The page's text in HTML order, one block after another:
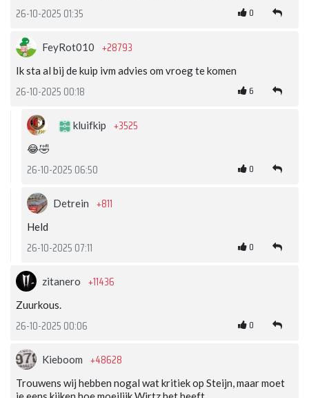
26-10-2025 01:35 0
FeyRot010 +28793
Ik sta al bij de kuip ivm advies om vroeg te komen
26-10-2025 00:18 6
kluifkip +3525
😂🤣
26-10-2025 06:50 0
Detrein +811
Held
26-10-2025 07:11 0
zitanero +11436
Zuurkous.
26-10-2025 00:06 0
Kieboom +48628
Trouwens wij hebben nogal wat kritiek op Steijn, maar moet